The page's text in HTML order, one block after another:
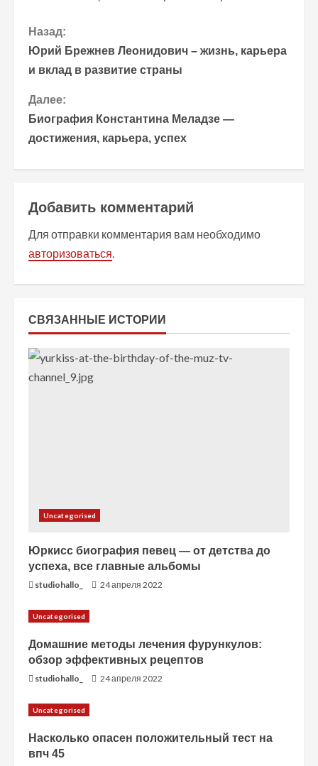
П
р
о
д
ж
и
ч
т
Назад:
Юрий Брежнев Леонидович – жизнь, карьера
и вклад в развитие страны
Далее:
Биография Константина Меладзе —
достижения, карьера, успех
Добавить комментарий
Для отправки комментария вам необходимо
авторизоваться.
СВЯЗАННЫЕ ИСТОРИИ
Uncategorised
Юркисс биография певец — от детства до
успеха, все главные альбомы
studiohallo_ 24 апреля 2022
Uncategorised
Домашние методы лечения фурункулов:
обзор эффективных рецептов
studiohallo_ 24 апреля 2022
Uncategorised
Насколько опасен положительный тест на
впч 45